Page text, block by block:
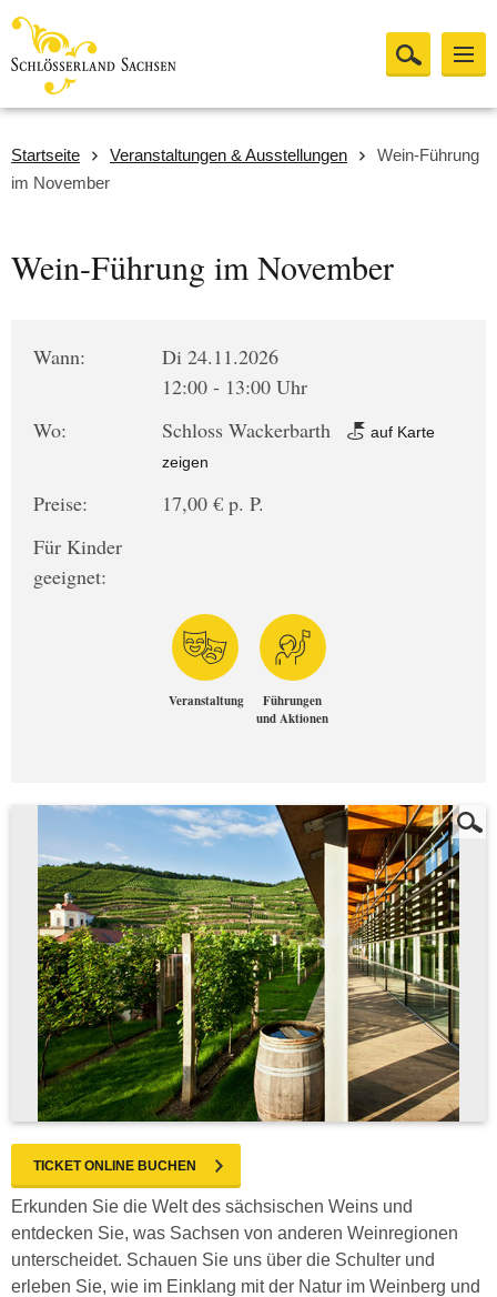
Startseite Veranstaltungen & Ausstellungen
Wein-Führung
im November
Wein-Führung im November
Wann:
Di 24.11.2026
12:00 - 13:00 Uhr
Wo:
Schloss Wackerbarth
auf Karte
zeigen
Preise:
17,00 € p. P.
Für Kinder
geeignet:
Veranstaltung
Führungen
und Aktionen
TICKET ONLINE BUCHEN
Erkunden Sie die Welt des sächsischen Weins und
entdecken Sie, was Sachsen von anderen Weinregionen
unterscheidet. Schauen Sie uns über die Schulter und
erleben Sie, wie im Einklang mit der Natur im Weinberg und